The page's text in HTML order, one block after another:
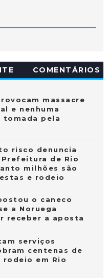
COMENTÁRIOS
massacre
e nenhuma
tomada pela
risco denuncia
de Rio
milhões são
e rodeio
o caneco
a Noruega
receber a aposta
serviços
centenas de
rodeio em Rio